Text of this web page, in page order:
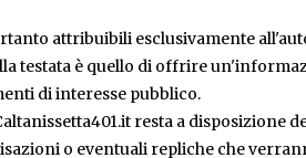
attribuibili esclusivamente
testata è quello di offrire
di interesse pubblico.
resta a disposizione
o eventuali repliche che